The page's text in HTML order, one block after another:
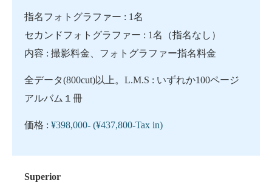
指名フォトグラファー : 1名
セカンドフォトグラファー : 1名（指名なし）
内容 : 撮影料金、フォトグラファー指名料金
全データ(800cut)以上。L.M.S : いずれか100ページ
アルバム１ 冊
価格 : ¥398,000- (¥437,800-Tax in)
Superior